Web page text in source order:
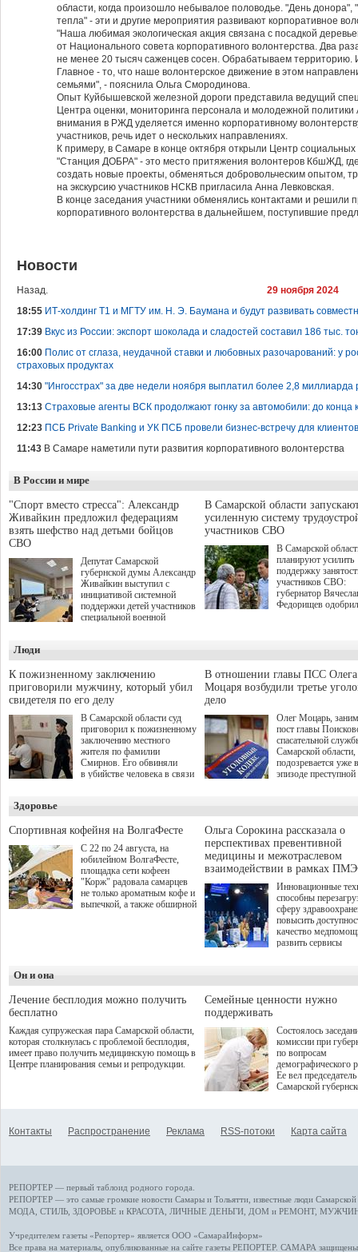
области, когда произошло небывалое половодье. "День донора",
тепла" - эти и другие мероприятия развивают корпоративное
"Наша любимая экологическая акция связана с посадкой
от Национального совета корпоративного волонтерства. Два
не менее 20 тысяч саженцев сосен. Обрабатываем территорию.
Главное - то, что наше волонтерское движение в этом
семьями", - пояснила Ольга Смородинова.
Опыт Куйбышевской железной дороги представила ведущий
Центра оценки, мониторинга персонала и молодежной
внимания в РЖД уделяется именно корпоративному
участников, речь идет о нескольких направлениях.
К примеру, в Самаре в конце октября открыли Центр
"Станция ДОБРА" - это место притяжения волонтеров КбшЖД,
создать новые проекты, обменяться добровольческим опытом,
на экскурсию участников НСКВ пригласила Анна Левковская.
В конце заседания участники обменялись контактами и решили
корпоративного волонтерства в дальнейшем, поступившие
Новости
Назад.
29 ноября 2024
18:55 ИТ-холдинг Т1 и МГТУ им. Н. Э. Баумана и будут развивать
17:39 Вкус из России: экспорт шоколада и сладостей составил 186 тыс.
16:00 Полис от сглаза, неудачной ставки и любовных разочарований: у
страховых продуктах
14:30 "Ингосстрах" за две недели ноября выплатил более 2,8 миллиарда
13:13 Страховые агенты ВСК продолжают гонку за автомобили: до конца
12:23 ПСБ Private Banking и УК ПСБ провели бизнес-встречу для
11:43 В Самаре наметили пути развития корпоративного волонтерства
В России и мире
"Спорт вместо стресса": Александр
Живайкин предложил федерациям
взять шефство над детьми бойцов
СВО
Депутат Самарской
губернской думы Александр
Живайкин выступил с
инициативой системной
поддержки детей участников
специальной военной
"Помощь фронту и семьям
участников СВО", которая
прошла в Отрадном 7
августа.
В Самарской области
усиленную систему
участников СВО
В Самарской
планируют усилить
поддержку
участников СВО:
губернатор
Федорищев
на трудоустройство
спокойную
мирной жизни.
Люди
К пожизненному заключению
приговорили мужчину, который убил
свидетеля по его делу
В Самарской области суд
приговорил к пожизненному
заключению местного
жителя по фамилии
Смирнов. Его обвиняли
в убийстве человека в связи
В отношении главы ПСС Олега
Моцаря возбудили третье
дело
Олег Моцарь,
пост главы
спасательной
Самарской области,
подозревается уже
эпизоде преступной
а сам он
Здоровье
Спортивная кофейня на ВолгаФесте
С 22 по 24 августа, на
юбилейном ВолгаФесте,
площадка сети кофеен
"Корж" радовала самарцев
не только ароматным кофе и
выпечкой, а также обширной
Ольга Сорокина рассказала о
перспективах превентивной
медицины и межотраслевом
взаимодействии в рамках
Инновационные
способны
сферу
повысить
качество
развить сервисы
определенными
К ним можно
возникающие при
данными
более динамичного
проникновения
сегмент
отраслевое
рассказала Ольга
ходе сессии
качества жизни" в
ПМЭФ 2025. В
РФ Михаил
Он и она
Лечение бесплодия можно получить
бесплатно
Каждая супружеская пара Самарской области,
которая столкнулась с проблемой бесплодия,
имеет право получить медицинскую помощь в
Центре планирования семьи и репродукции.
Семейные ценности нужно
поддерживать
Состоялось
комиссии при
по вопросам
демографического
Ее вел председатель
Самарской
Контакты Распространение Реклама RSS-потоки Карта сайта
РЕПОРТЕР — первый таблоид родного города.
РЕПОРТЕР — это самые громкие новости Самары и Тольятти, известные люди
МОДА, СТИЛЬ ЗДОРОВЬЕ и КРАСОТА ЛИЧНЫЕ ДЕНЬГИ ДОМ и РЕМОНТ,
Учредителем газеты «Репортер» является ООО «СамараИнформ»
Все права на материалы, опубликованные на сайте газеты РЕПОРТЕР. САМАРА защищены.